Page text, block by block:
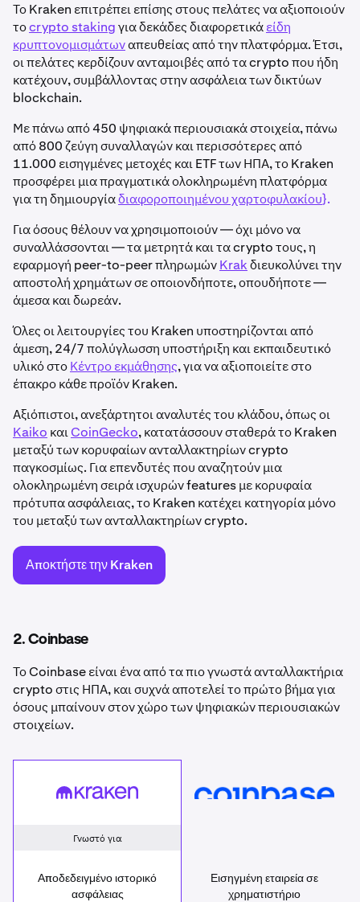
Το Kraken επιτρέπει επίσης στους πελάτες να αξιοποιούν
τοcrypto stakingγια δεκάδες διαφορετικάείδη
κρυπτονομισμάτωναπευθείας από την πλατφόρμα. Έτσι,
οι πελάτες κερδίζουν ανταμοιβές από τα crypto που ήδη
κατέχουν, συμβάλλοντας στην ασφάλεια των δικτύων
blockchain.
Με πάνω από 450 ψηφιακά περιουσιακά στοιχεία, πάνω
από 800 ζεύγη συναλλαγών και περισσότερες από
11.000 εισηγμένες μετοχές και ETF των ΗΠΑ, το Kraken
προσφέρει μια πραγματικά ολοκληρωμένη πλατφόρμα
για τη δημιουργίαδιαφοροποιημένου χαρτοφυλακίου}.
Για όσους θέλουν να χρησιμοποιούν — όχι μόνο να
συναλλάσσονται — τα μετρητά και τα crypto τους, η
εφαρμογή peer-to-peer πληρωμώνKrakδιευκολύνει την
αποστολή χρημάτων σε οποιονδήποτε, οπουδήποτε —
άμεσα και δωρεάν.
Όλες οι λειτουργίες του Kraken υποστηρίζονται από
άμεση, 24/7 πολύγλωσση υποστήριξη και εκπαιδευτικό
υλικό στοΚέντρο εκμάθησης, για να αξιοποιείτε στο
έπακρο κάθε προϊόν Kraken.
Αξιόπιστοι, ανεξάρτητοι αναλυτές του κλάδου, όπως οι
Kaiko καιCoinGecko, κατατάσσουν σταθερά το Kraken
μεταξύ των κορυφαίων ανταλλακτηρίων crypto
παγκοσμίως. Για επενδυτές που αναζητούν μια
ολοκληρωμένη σειρά ισχυρών features με κορυφαία
πρότυπα ασφάλειας, το Kraken κατέχει κατηγορία μόνο
του μεταξύ των ανταλλακτηρίων crypto.
Αποκτήστε την Kraken
2. Coinbase
Το Coinbase είναι ένα από τα πιο γνωστά ανταλλακτήρια
crypto στις ΗΠΑ, και συχνά αποτελεί το πρώτο βήμα για
όσους μπαίνουν στον χώρο των ψηφιακών περιουσιακών
στοιχείων.
Kraken Coinbase
Γνωστό για
Αποδεδειγμένο ιστορικό
ασφάλειας
Εισηγμένη εταιρεία σε
χρηματιστήριο